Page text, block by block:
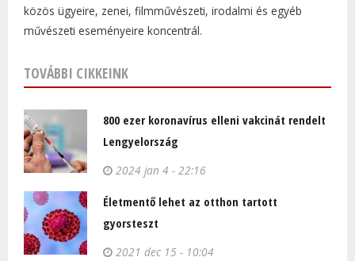
közös ügyeire, zenei, filmművészeti, irodalmi és egyéb
művészeti eseményeire koncentrál.
TOVÁBBI CIKKEINK
800 ezer koronavírus elleni vakcinát rendelt
Lengyelország
2024 jan 4 - 22:16
Életmentő lehet az otthon tartott
gyorsteszt
2021 dec 15 - 10:04